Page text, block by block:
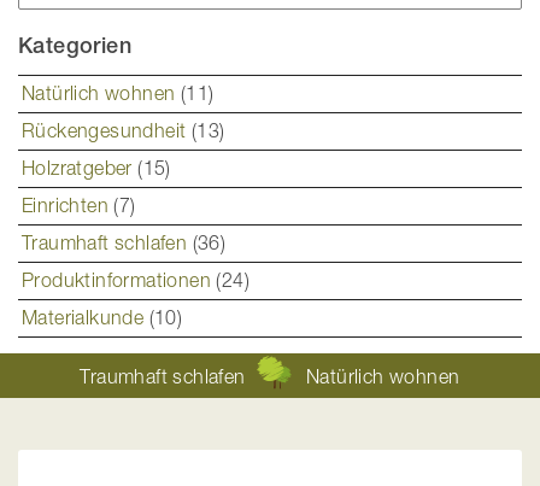
Kategorien
Natürlich wohnen (11)
Rückengesundheit (13)
Holzratgeber(15)
Einrichten(7)
Traumhaft schlafen (36)
Produktinformationen(24)
Materialkunde (10)
Traumhaft schlafen Natürlich wohnen